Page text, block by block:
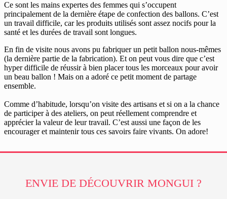
Ce sont les mains expertes des femmes qui s’occupent
principalement de la dernière étape de confection des ballons. C’est
un travail difficile, car les produits utilisés sont assez nocifs pour la
santé et les durées de travail sont longues.
En fin de visite nous avons pu fabriquer un petit ballon nous-mêmes
(la dernière partie de la fabrication). Et on peut vous dire que c’est
hyper difficile de réussir à bien placer tous les morceaux pour avoir
un beau ballon ! Mais on a adoré ce petit moment de partage
ensemble.
Comme d’habitude, lorsqu’on visite des artisans et si on a la chance
de participer à des ateliers, on peut réellement comprendre et
apprécier la valeur de leur travail. C’est aussi une façon de les
encourager et maintenir tous ces savoirs faire vivants. On adore!
ENVIE DE DÉCOUVRIR MONGUI ?